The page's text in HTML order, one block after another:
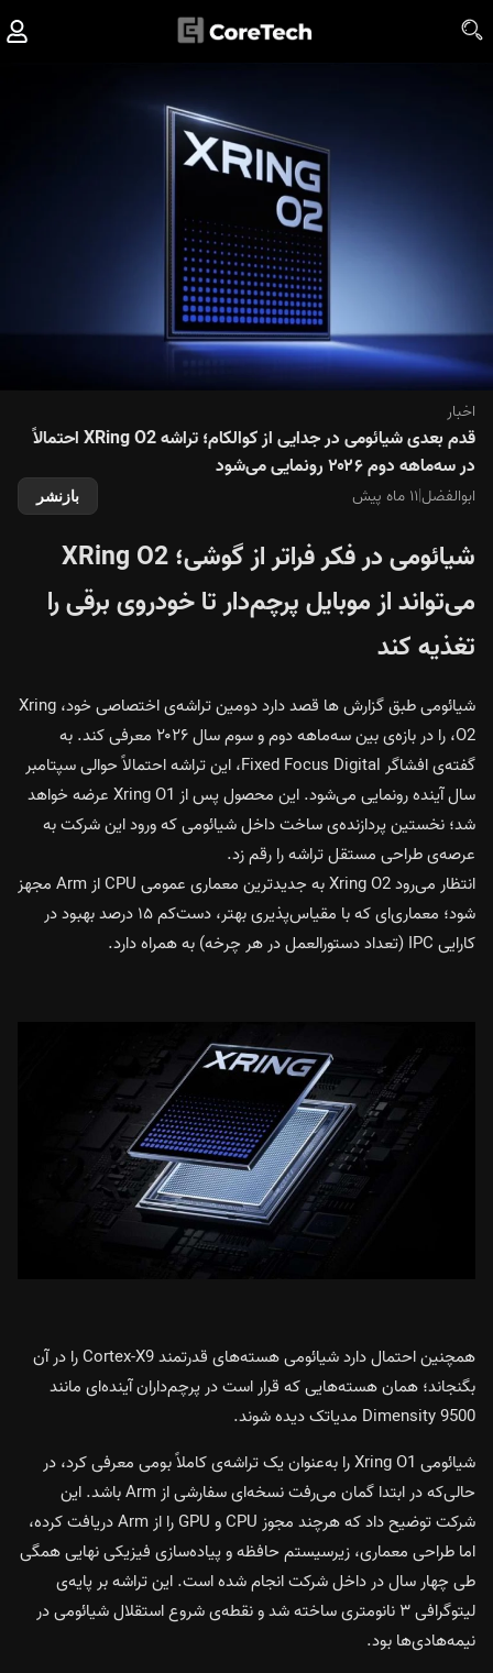
اخبار
قدم بعدی شیائومی در جدایی از کوالکام؛ تراشه XRing O2 احتمالاً
در سه‌ماهه دوم ۲۰۲۶ رونمایی می‌شود
ابوالفضل|۱۱ ماه پیش بازنشر
شیائومی در فکر فراتر از گوشی‌؛ XRing O2
می‌تواند از موبایل پرچم‌دار تا خودروی برقی را
تغذیه کند
شیائومی طبق گزارش ها قصد دارد دومین تراشه‌ی اختصاصی خود، Xring
O2، را در بازه‌ی بین سه‌ماهه دوم و سوم سال ۲۰۲۶ معرفی کند. به
گفته‌ی افشاگر Fixed Focus Digital، این تراشه احتمالاً حوالی سپتامبر
سال آینده رونمایی می‌شود. این محصول پس از Xring O1 عرضه خواهد
شد؛ نخستین پردازنده‌ی ساخت داخل شیائومی که ورود این شرکت به
عرصه‌ی طراحی مستقل تراشه را رقم زد.
انتظار می‌رود Xring O2 به جدیدترین معماری عمومی CPU از Arm مجهز
شود؛ معماری‌ای که با مقیاس‌پذیری بهتر، دست‌کم ۱۵ درصد بهبود در
کارایی IPC (تعداد دستورالعمل در هر چرخه) به همراه دارد.
همچنین احتمال دارد شیائومی هسته‌های قدرتمند Cortex-X9 را در آن
بگنجاند؛ همان هسته‌هایی که قرار است در پرچم‌داران آینده‌ای مانند
Dimensity 9500 مدیاتک دیده شوند.
شیائومی Xring O1 را به‌عنوان یک تراشه‌ی کاملاً بومی معرفی کرد، در
حالی‌که در ابتدا گمان می‌رفت نسخه‌ای سفارشی از Arm باشد. این
شرکت توضیح داد که هرچند مجوز CPU و GPU را از Arm دریافت کرده،
اما طراحی معماری، زیرسیستم حافظه و پیاده‌سازی فیزیکی نهایی همگی
طی چهار سال در داخل شرکت انجام شده است. این تراشه بر پایه‌ی
لیتوگرافی ۳ نانومتری ساخته شد و نقطه‌ی شروع استقلال شیائومی در
نیمه‌هادی‌ها بود.